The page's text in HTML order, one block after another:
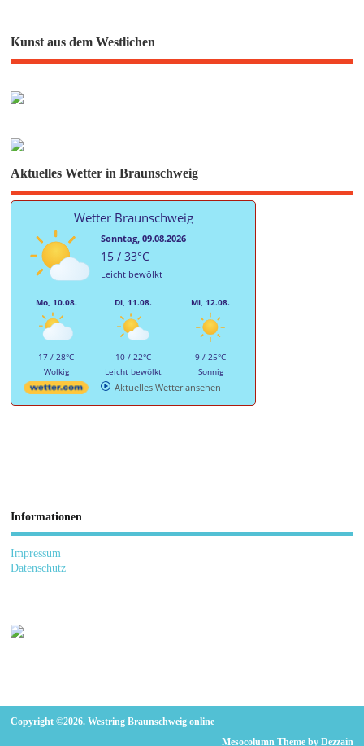
Kunst aus dem Westlichen
Aktuelles Wetter in Braunschweig
Wetter Braunschweig
Sonntag, 09.08.2026
15 / 33°C
Leicht bewölkt
Mo, 10.08.
17 / 28°C
Wolkig
Di, 11.08.
10 / 22°C
Leicht bewölkt
Mi, 12.08.
9 / 25°C
Sonnig
Aktuelles Wetter ansehen
Informationen
Impressum
Datenschutz
Copyright ©2026. Westring Braunschweig online
Mesocolumn Theme by Dezzain